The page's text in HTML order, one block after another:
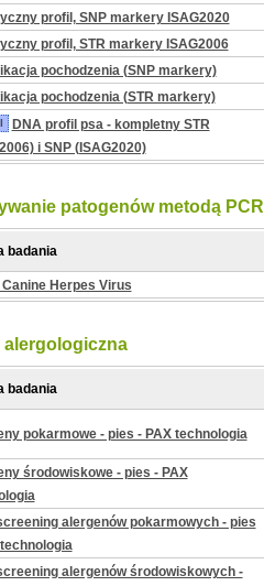
profil, SNP markery ISAG2020
profil, STR markery ISAG2006
pochodzenia (SNP markery)
pochodzenia (STR markery)
DNA profil psa - kompletny STR
i SNP (ISAG2020)
patogenów metodą PCR
badania
Canine Herpes Virus
alergologiczna
badania
pokarmowe - pies - PAX technologia
środowiskowe - pies - PAX
alergenów pokarmowych - pies
alergenów środowiskowych -